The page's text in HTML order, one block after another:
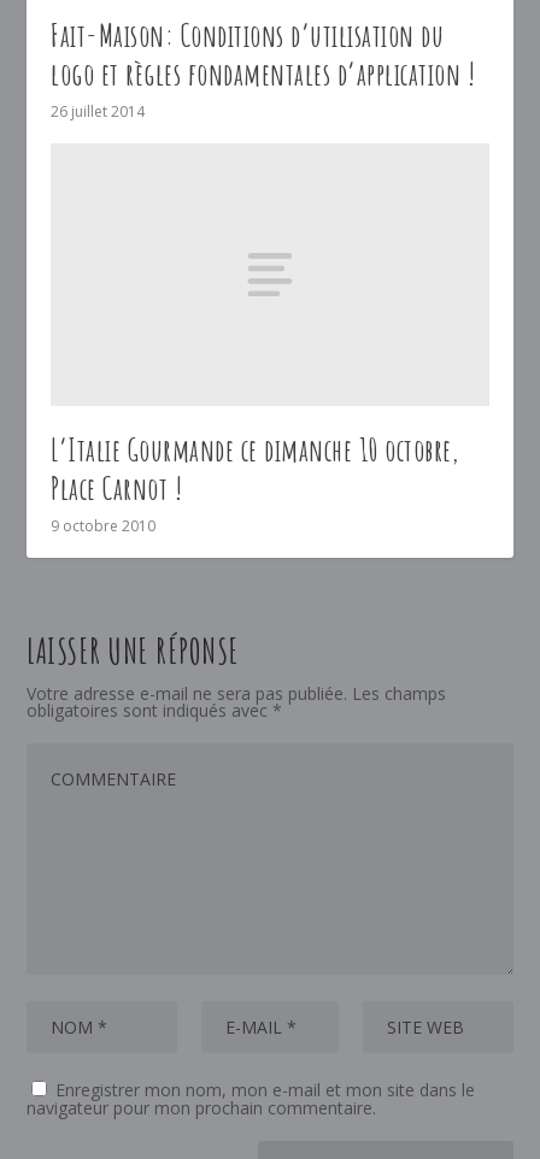
Fait-Maison: Conditions d’utilisation du
logo et règles fondamentales d’application !
26 juillet 2014
L’Italie Gourmande ce dimanche 10 octobre,
Place Carnot !
9 octobre 2010
LAISSER UNE RÉPONSE
Votre adresse e-mail ne sera pas publiée. Les champs
obligatoires sont indiqués avec *
Enregistrer mon nom, mon e-mail et mon site dans le
navigateur pour mon prochain commentaire.